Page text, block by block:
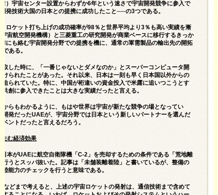
2）宇宙センター設置からわずか6年という速さで宇宙開発競争に参入で
発技術大国の日本との提携に成功したこと──の3つである。
ロケット打ち上げの成功確率が98％と世界平均より3％も高い実績を漸
宙航空開発機構）と三菱重工の研究開発が商業ベースに移行するきっか
にも絡む宇宙開発分野での提携を機に、通常の軍需製品の輸出先の開拓
ある。
した時に、「一番じゃないとダメなのか」とスーパーコンピュータ開
けられたことがあった。それ以来、日本は一刻も早く日本国以外からの
迫られていた。特に、中国が桁違いの資金投入で米露に追いつこうとす
創に参入できたことは大きな実績だったと言える。
からもわかるように、もはや世界は宇宙が新たな競争の場となってい
開発だったUAEが、宇宙分野では日本という新しいパートナーを選んだ
ントだったと言えるだろう。
む経済効果
本がUAEに航空自衛隊機「C-2」を売却するための条件である「荒地離
行うとスッパ抜いた。記事は「未舗装離着陸」と書いているが、整備の
能力のチェックを行うと意味である。
などまで考えると、上述の宇宙ロケットの発射は、通信技術まで含めて